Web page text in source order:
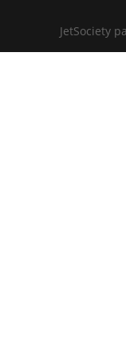
JetSociety